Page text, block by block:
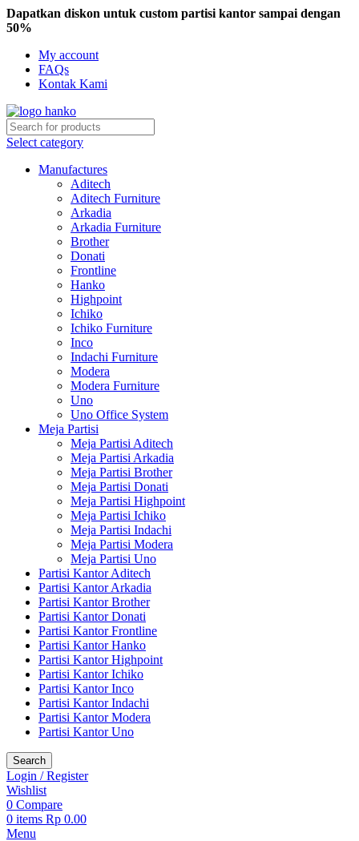
Dapatkan diskon untuk custom partisi kantor sampai dengan
50%
My account
FAQs
Kontak Kami
Select category
Manufactures
Aditech
Aditech Furniture
Arkadia
Arkadia Furniture
Brother
Donati
Frontline
Hanko
Highpoint
Ichiko
Ichiko Furniture
Inco
Indachi Furniture
Modera
Modera Furniture
Uno
Uno Office System
Meja Partisi
Meja Partisi Aditech
Meja Partisi Arkadia
Meja Partisi Brother
Meja Partisi Donati
Meja Partisi Highpoint
Meja Partisi Ichiko
Meja Partisi Indachi
Meja Partisi Modera
Meja Partisi Uno
Partisi Kantor Aditech
Partisi Kantor Arkadia
Partisi Kantor Brother
Partisi Kantor Donati
Partisi Kantor Frontline
Partisi Kantor Hanko
Partisi Kantor Highpoint
Partisi Kantor Ichiko
Partisi Kantor Inco
Partisi Kantor Indachi
Partisi Kantor Modera
Partisi Kantor Uno
Search
Login / Register
Wishlist
0 Compare
0 items Rp 0.00
Menu